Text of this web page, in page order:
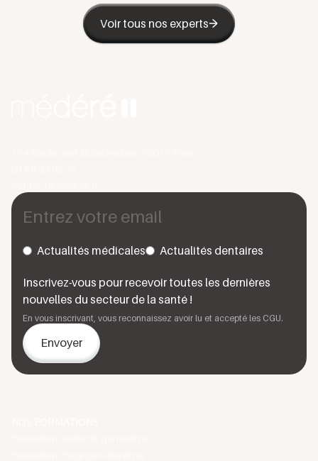
Voir tous nos experts
Actualités médicales Actualités dentaires
Inscrivez-vous pour recevoir toutes les dernières
nouvelles du secteur de la santé !
En vous inscrivant, vous reconnaissez avoir lu et accepté les CGU.